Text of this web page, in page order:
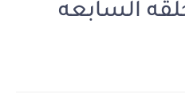
السابعه